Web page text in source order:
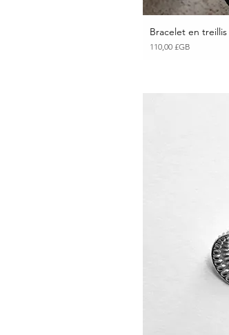
Bracelet en treillis
Prix
110,00 £GB